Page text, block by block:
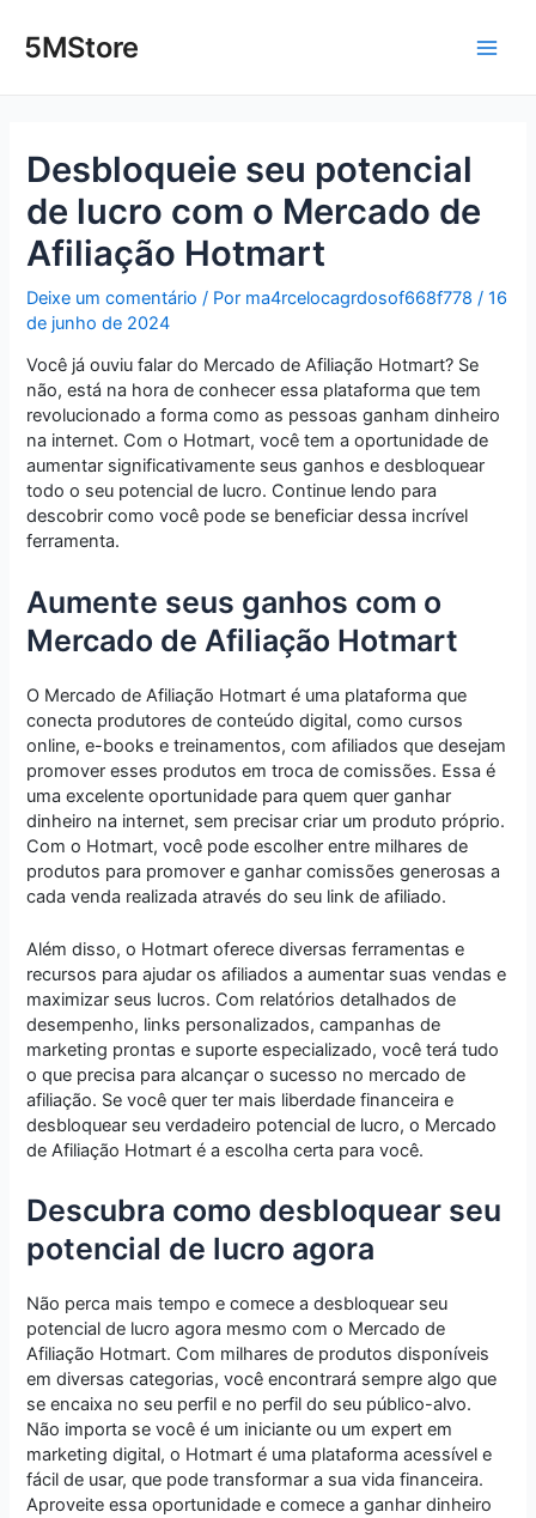
para5MStore
Desbloqueie seu potencial
de lucro com o Mercado de
Afiliação Hotmart
Deixe um comentário / Por ma4rcelocagrdosof668f778/16
de junho de 2024
Você já ouviu falar do Mercado de Afiliação Hotmart? Se
não, está na hora de conhecer essa plataforma que tem
revolucionado a forma como as pessoas ganham dinheiro
na internet. Com o Hotmart, você tem a oportunidade de
aumentar significativamente seus ganhos e desbloquear
todo o seu potencial de lucro. Continue lendo para
descobrir como você pode se beneficiar dessa incrível
ferramenta.
Aumente seus ganhos com o
Mercado de Afiliação Hotmart
O Mercado de Afiliação Hotmart é uma plataforma que
conecta produtores de conteúdo digital, como cursos
online, e-books e treinamentos, com afiliados que desejam
promover esses produtos em troca de comissões. Essa é
uma excelente oportunidade para quem quer ganhar
dinheiro na internet, sem precisar criar um produto próprio.
Com o Hotmart, você pode escolher entre milhares de
produtos para promover e ganhar comissões generosas a
cada venda realizada através do seu link de afiliado.
Além disso, o Hotmart oferece diversas ferramentas e
recursos para ajudar os afiliados a aumentar suas vendas e
maximizar seus lucros. Com relatórios detalhados de
desempenho, links personalizados, campanhas de
marketing prontas e suporte especializado, você terá tudo
o que precisa para alcançar o sucesso no mercado de
afiliação. Se você quer ter mais liberdade financeira e
desbloquear seu verdadeiro potencial de lucro, o Mercado
de Afiliação Hotmart é a escolha certa para você.
Descubra como desbloquear seu
potencial de lucro agora
Não perca mais tempo e comece a desbloquear seu
potencial de lucro agora mesmo com o Mercado de
Afiliação Hotmart. Com milhares de produtos disponíveis
em diversas categorias, você encontrará sempre algo que
se encaixa no seu perfil e no perfil do seu público-alvo.
Não importa se você é um iniciante ou um expert em
marketing digital, o Hotmart é uma plataforma acessível e
fácil de usar, que pode transformar a sua vida financeira.
Aproveite essa oportunidade e comece a ganhar dinheiro
navigation